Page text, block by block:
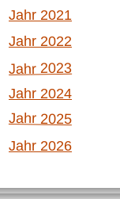
Jahr 2021
Jahr 2022
Jahr 2023
Jahr 2024
Jahr 2025
Jahr 2026